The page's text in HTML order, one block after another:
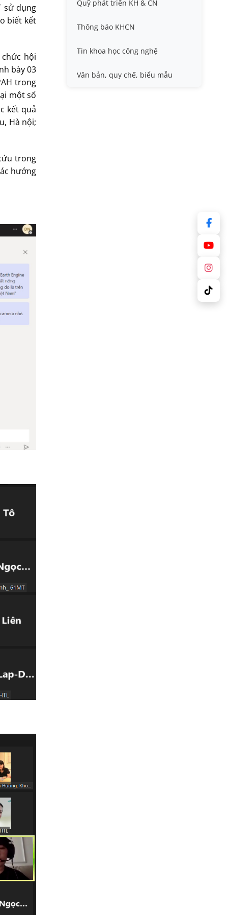
sử dụng
biết kết
hội
bày 03
trong
một số
kết quả
Hà nội;
trong
hướng
Nafosted, Nghị định thư
Sở hữu trí tuệ
Thông tin ứng viên GS/PGS
Tiêu chuẩn, quy chuẩn
Hội nghị quốc tế và hội nghị
Quỹ phát triển KH & CN
Thông báo KHCN
Tin khoa học công nghệ
Văn bản, quy chế, biểu mẫu